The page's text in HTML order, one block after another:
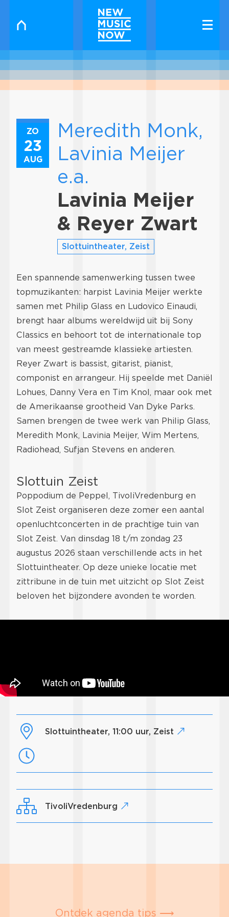
ZO
23
AUG
Meredith Monk,
Lavinia Meijer
e.a.
Lavinia Meijer
& Reyer Zwart
Slottuintheater, Zeist
Een spannende samenwerking tussen twee
topmuzikanten: harpist Lavinia Meijer werkte
samen met Philip Glass en Ludovico Einaudi,
brengt haar albums wereldwijd uit bij Sony
Classics en behoort tot de internationale top
van meest gestreamde klassieke artiesten.
Reyer Zwart is bassist, gitarist, pianist,
componist en arrangeur. Hij speelde met Daniël
Lohues, Danny Vera en Tim Knol, maar ook met
de Amerikaanse grootheid Van Dyke Parks.
Samen brengen de twee werk van Philip Glass,
Meredith Monk, Lavinia Meijer, Wim Mertens,
Radiohead, Sufjan Stevens en anderen.
Slottuin Zeist
Poppodium de Peppel, TivoliVredenburg en
Slot Zeist organiseren deze zomer een aantal
openluchtconcerten in de prachtige tuin van
Slot Zeist. Van dinsdag 18 t/m zondag 23
augustus 2026 staan verschillende acts in het
Slottuintheater. Op deze unieke locatie met
zittribune in de tuin met uitzicht op Slot Zeist
beloven het bijzondere avonden te worden.
Slottuintheater, 11:00 uur, Zeist
TivoliVredenburg
Ontdek agenda tips ⟶